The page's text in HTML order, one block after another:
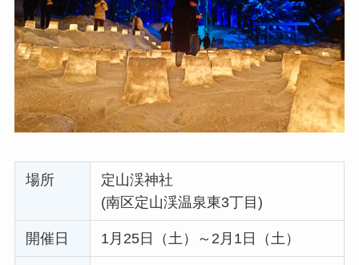
場所
定山渓神社
(南区定山渓温泉東3丁目)
開催日 1月25日（土）～2月1日（土）